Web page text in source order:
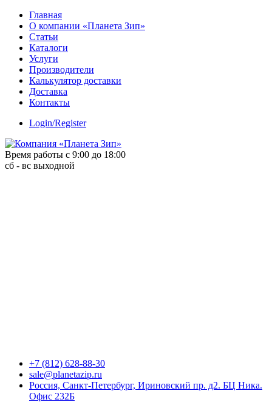
Skip
content
Главная
О компании «Планета Зип»
Статьи
Каталоги
Услуги
Производители
Калькулятор доставки
Доставка
Контакты
Login/Register
Время работы с 9:00 до 18:00
сб - вс выходной
+7 (812) 628-88-30
sale@planetazip.ru
Россия, Санкт-Петербург, Ириновский пр. д2. БЦ Ника.
Офис 232Б